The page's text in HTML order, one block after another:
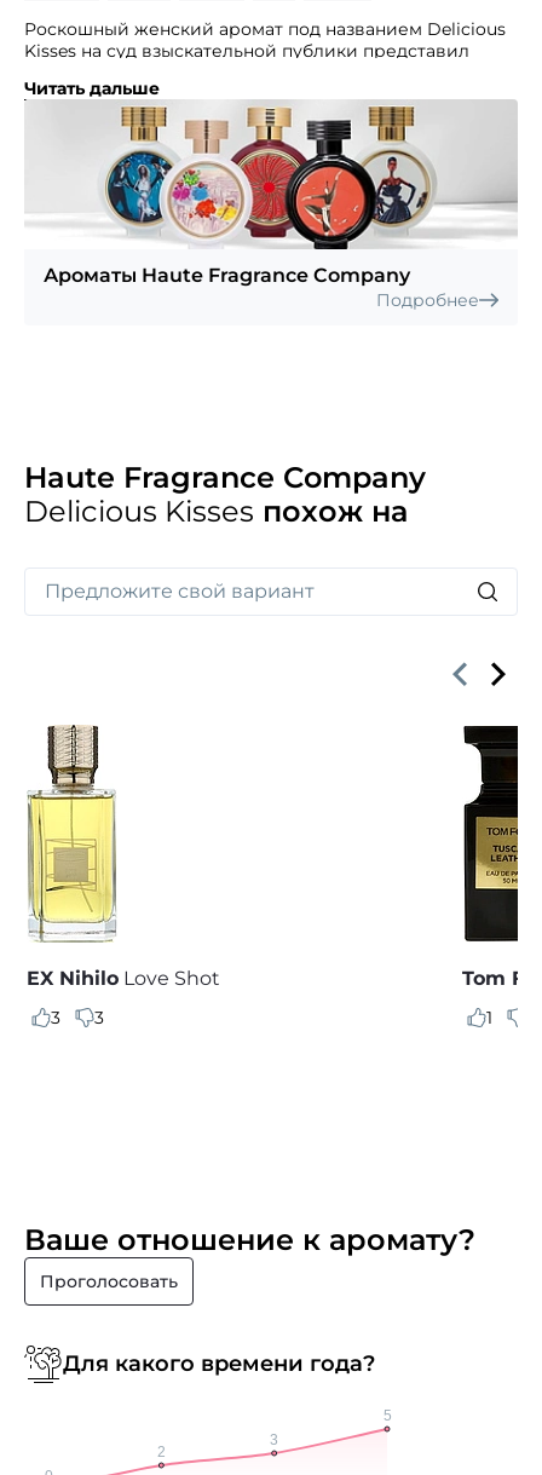
Роскошный женский аромат под названием Delicious
Kisses на суд взыскательной публики представил
Haute Fragrance Company на недавней выставке
Аромат отличается удивительно-чарующим,
цветочно-фруктовым звучанием, схожим
с долгожданным и желанным сладостным поцелуем
любимого. Благоухание Haute Fragrance Company
Delicious Kisses подарит своей обладательнице
ощущение бесконечного счастья. А заключен аромат
в оригинальном флаконе, украшенном картиной
молодого талантливого художника Артуро Элени.
Читать дальше
Ароматы Haute Fragrance Company
Подробнее
Haute Fragrance Company
Delicious Kisses похож на
EX Nihilo Love Shot
3 3
Tom
1
Ваше отношение к аромату?
Проголосовать
Для какого времени года?